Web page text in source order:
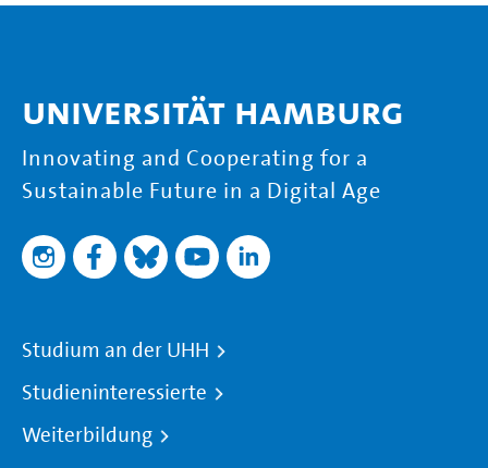
Universität Hamburg
Innovating and Cooperating for a
Sustainable Future in a Digital Age
Studium an der UHH
Studieninteressierte
Weiterbildung